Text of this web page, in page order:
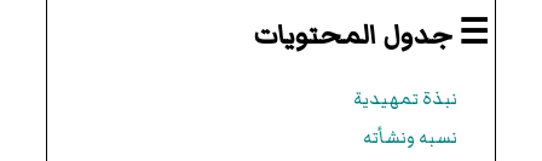
☰ جدول المحتويات
نبذة تمهيدية
نسبه ونشأته